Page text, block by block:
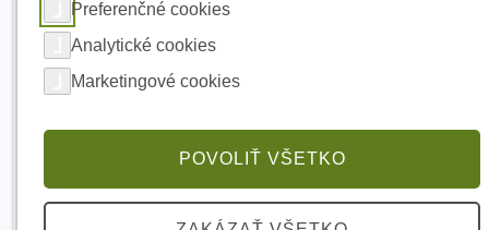
Preferenčné cookies
Analytické cookies
Marketingové cookies
POVOLIŤ VŠETKO